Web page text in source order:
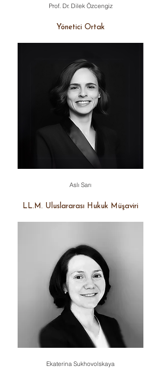
Prof. Dr. Dilek Özcengiz
Yönetici Ortak
Aslı Sarı
LL.M. Uluslararası Hukuk Müşaviri
Ekaterina Sukhovolskaya